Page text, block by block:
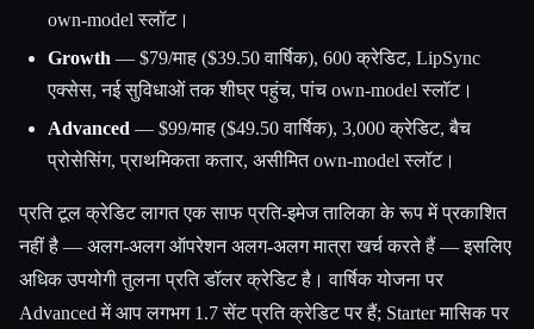
own-model स्लॉट।
Growth — $79/माह ($39.50 वार्षिक), 600 क्रेडिट, LipSync
एक्सेस, नई सुविधाओं तक शीघ्र पहुंच, पांच own-model स्लॉट।
Advanced — $99/माह ($49.50 वार्षिक), 3,000 क्रेडिट, बैच
प्रोसेसिंग, प्राथमिकता कतार, असीमित own-model स्लॉट।
प्रति टूल क्रेडिट लागत एक साफ प्रति-इमेज तालिका के रूप में प्रकाशित
नहीं है — अलग-अलग ऑपरेशन अलग-अलग मात्रा खर्च करते हैं — इसलिए
अधिक उपयोगी तुलना प्रति डॉलर क्रेडिट है। वार्षिक योजना पर
Advanced में आप लगभग 1.7 सेंट प्रति क्रेडिट पर हैं; Starter मासिक पर